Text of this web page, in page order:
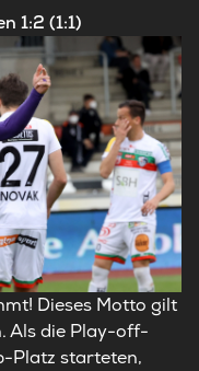
1:2 (1:1)
Dieses Motto gilt
Als die Play-off-
Platz starteten,